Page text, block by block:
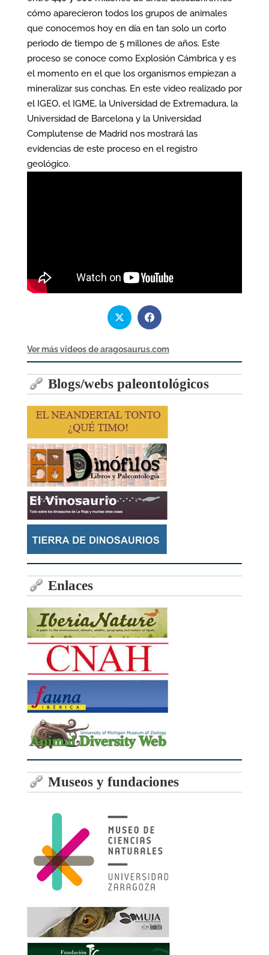
cómo aparecieron todos los grupos de animales
que conocemos hoy en día en tan solo un corto
periodo de tiempo de 5 millones de años. Este
proceso se conoce como Explosión Cámbrica y es
el momento en el que los organismos empiezan a
mineralizar sus conchas. En este video realizado por
el IGEO, el IGME, la Universidad de Extremadura, la
Universidad de Barcelona y la Universidad
Complutense de Madrid nos mostrará las
evidencias de este proceso en el registro
geológico.
Ver más videos de aragosaurus.com
Blogs/webs paleontológicos
Enlaces
Museos y fundaciones